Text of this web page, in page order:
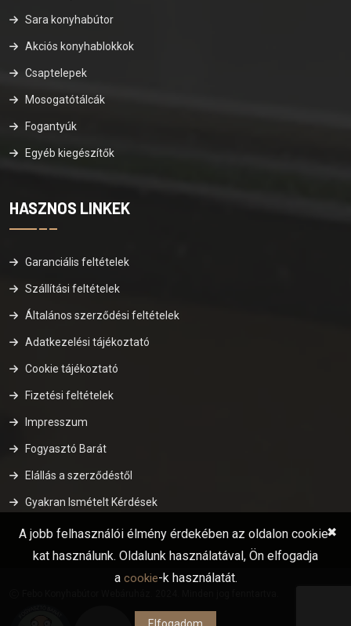
Sara konyhabútor
Akciós konyhablokkok
Csaptelepek
Mosogatótálcák
Fogantyúk
Egyéb kiegészítők
HASZNOS LINKEK
Garanciális feltételek
Szállítási feltételek
Általános szerződési feltételek
Adatkezelési tájékoztató
Cookie tájékoztató
Fizetési feltételek
Impresszum
Fogyasztó Barát
Elállás a szerződéstől
Gyakran Ismételt Kérdések
A jobb felhasználói élmény érdekében az oldalon cookie-
kat használunk. Oldalunk használatával, Ön elfogadja
a cookie-k használatát.
✖